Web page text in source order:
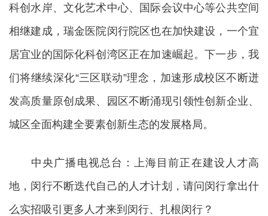
科创水岸、文化艺术中心、国际会议中心等公共空间
相继建成，瑞金医院闵行院区也在加快建设，一个宜
居宜业的国际化科创湾区正在加速崛起。下一步，我
们将继续深化“三区联动”理念，加速形成校区不断迸
发高质量原创成果、园区不断涌现引领性创新企业、
城区全面构建全要素创新生态的发展格局。
中央广播电视总台：上海目前正在建设人才高
地，闵行不断迭代自己的人才计划，请问闵行拿出什
么实招吸引更多人才来到闵行、扎根闵行？